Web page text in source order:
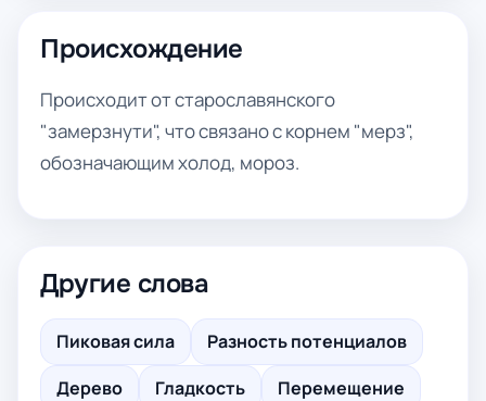
Происхождение
Происходит от старославянского
"замерзнути", что связано с корнем "мерз",
обозначающим холод, мороз.
Другие слова
Пиковая сила
Разность потенциалов
Дерево
Гладкость
Перемещение